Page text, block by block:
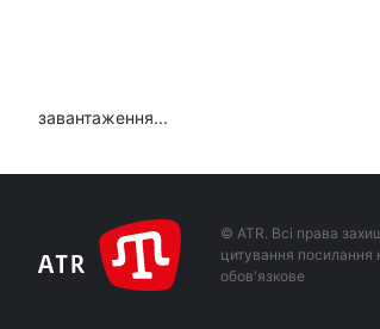
завантаження...
© ATR. Всі права
цитування посилання
обов'язкове